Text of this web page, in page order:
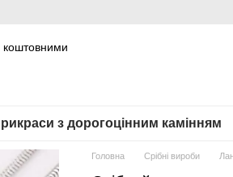
коштовними
з дорогоцінним камінням
Головна Срібні вироби